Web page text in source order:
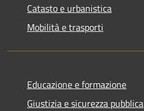
Catasto e urbanistica
Mobilità e trasporti
Educazione e formazione
Giustizia e sicurezza pubblica